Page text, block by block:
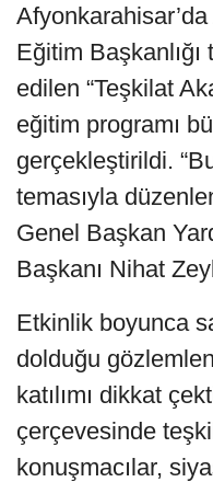
Eğitim
edilen “Teşkilat
eğitim programı
gerçekleştirildi.
temasıyla
Genel Başkan
Başkanı Nihat
Etkinlik boyunca
dolduğu
katılımı dikkat
çerçevesinde
konuşmacılar,